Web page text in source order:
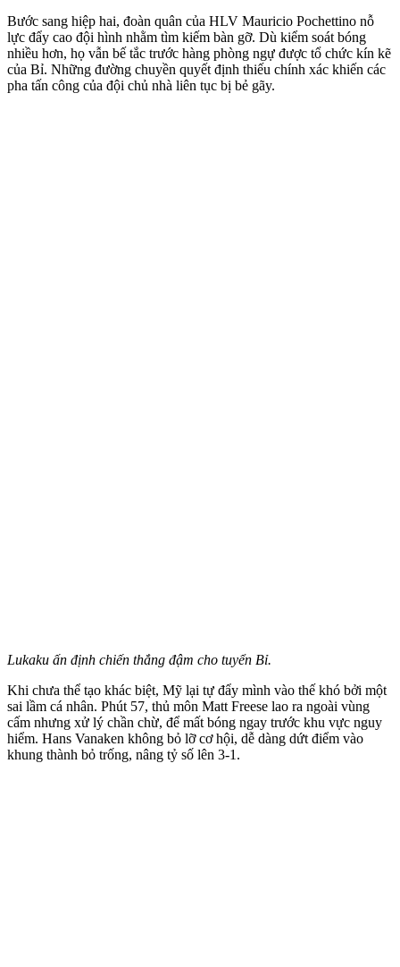
Bước sang hiệp hai, đoàn quân của HLV Mauricio Pochettino nỗ
lực đẩy cao đội hình nhằm tìm kiếm bàn gỡ. Dù kiểm soát bóng
nhiều hơn, họ vẫn bế tắc trước hàng phòng ngự được tổ chức kín kẽ
của Bỉ. Những đường chuyền quyết định thiếu chính xác khiến các
pha tấn công của đội chủ nhà liên tục bị bẻ gãy.
Lukaku ấn định chiến thắng đậm cho tuyển Bỉ.
Khi chưa thể tạo khác biệt, Mỹ lại tự đẩy mình vào thế khó bởi một
sai lầm cá nhân. Phút 57, thủ môn Matt Freese lao ra ngoài vùng
cấm nhưng xử lý chần chừ, để mất bóng ngay trước khu vực nguy
hiểm. Hans Vanaken không bỏ lỡ cơ hội, dễ dàng dứt điểm vào
khung thành bỏ trống, nâng tỷ số lên 3-1.